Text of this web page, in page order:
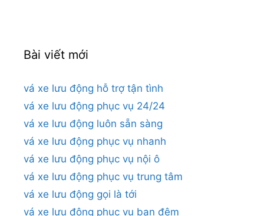
Bài viết mới
vá xe lưu động hỗ trợ tận tình
vá xe lưu động phục vụ 24/24
vá xe lưu động luôn sẵn sàng
vá xe lưu động phục vụ nhanh
vá xe lưu động phục vụ nội ô
vá xe lưu động phục vụ trung tâm
vá xe lưu động gọi là tới
vá xe lưu động phục vụ ban đêm